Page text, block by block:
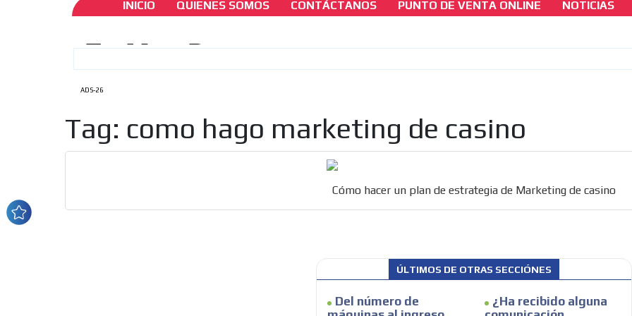
INICIO QUIENES SOMOS CONTÁCTANOS PUNTO DE VENTA ONLINE NOTICIAS
Cómo hacer un plan de estrategia de
ADS-26
Tag: como hago marketing de casino
Cómo hacer un plan de estrategia de Marketing de casino
ÚLTIMOS DE OTRAS SECCIÓNES
Del número de
¿Ha recibido alguna